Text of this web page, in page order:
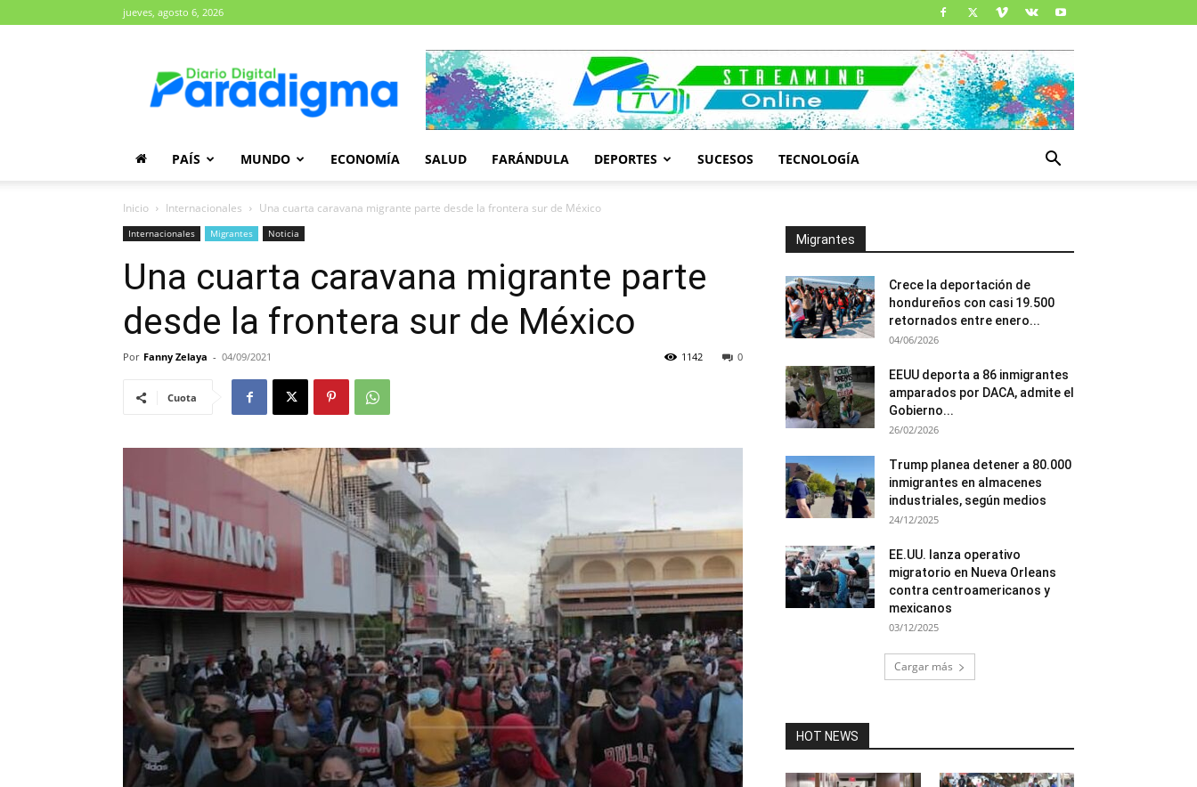
jueves, agosto 6, 2026
Paradigma
PAÍS MUNDO ECONOMÍA SALUD FARÁNDULA DEPORTES SUCESOS TECNOLOGÍA
Inicio Internacionales Una cuarta caravana migrante parte desde la frontera sur de México
Internacionales Migrantes Noticia
Una cuarta caravana migrante parte
desde la frontera sur de México
Por Fanny Zelaya - 04/09/2021 0
1142
Cuota
Migrantes
Crece la deportación de
hondureños con casi 19.500
retornados entre enero...
04/06/2026
EEUU deporta a 86 inmigrantes
amparados por DACA, admite el
Gobierno...
26/02/2026
Trump planea detener a 80.000
inmigrantes en almacenes
industriales, según medios
24/12/2025
EE.UU. lanza operativo
migratorio en Nueva Orleans
contra centroamericanos y
mexicanos
03/12/2025
Cargar más
HOT NEWS